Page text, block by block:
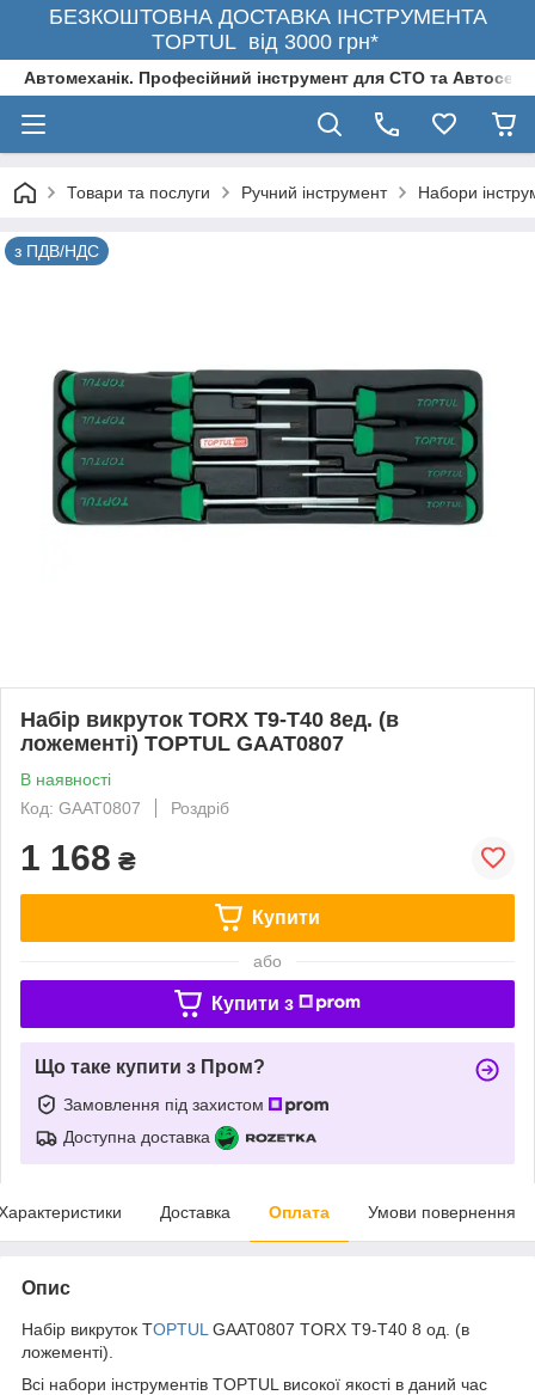
БЕЗКОШТОВНА ДОСТАВКА ІНСТРУМЕНТА
TOPTUL від 3000 грн*
Автомеханік. Професійний інструмент для СТО та
Товари та послуги Ручний інструмент Набори
з ПДВ/НДС
Набір викруток TORX T9-T40 8ед. (в
ложементі) TOPTUL GAAT0807
В наявності
Код: GAAT0807
Роздріб
1 168 ₴
Купити
або
Купити з
Що таке купити з Пром?
Замовлення під захистом
Доступна доставка
Доставка Оплата Умови повернення
Опис
Набір викруток TOPTUL GAAT0807 TORX T9-T40 8 од. (в
ложементі).
Всі набори інструментів TOPTUL високої якості в даний час